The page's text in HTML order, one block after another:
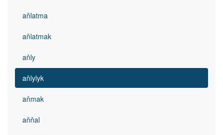
aňlatma
aňlatmak
aňly
aňlylyk
aňmak
aňňal